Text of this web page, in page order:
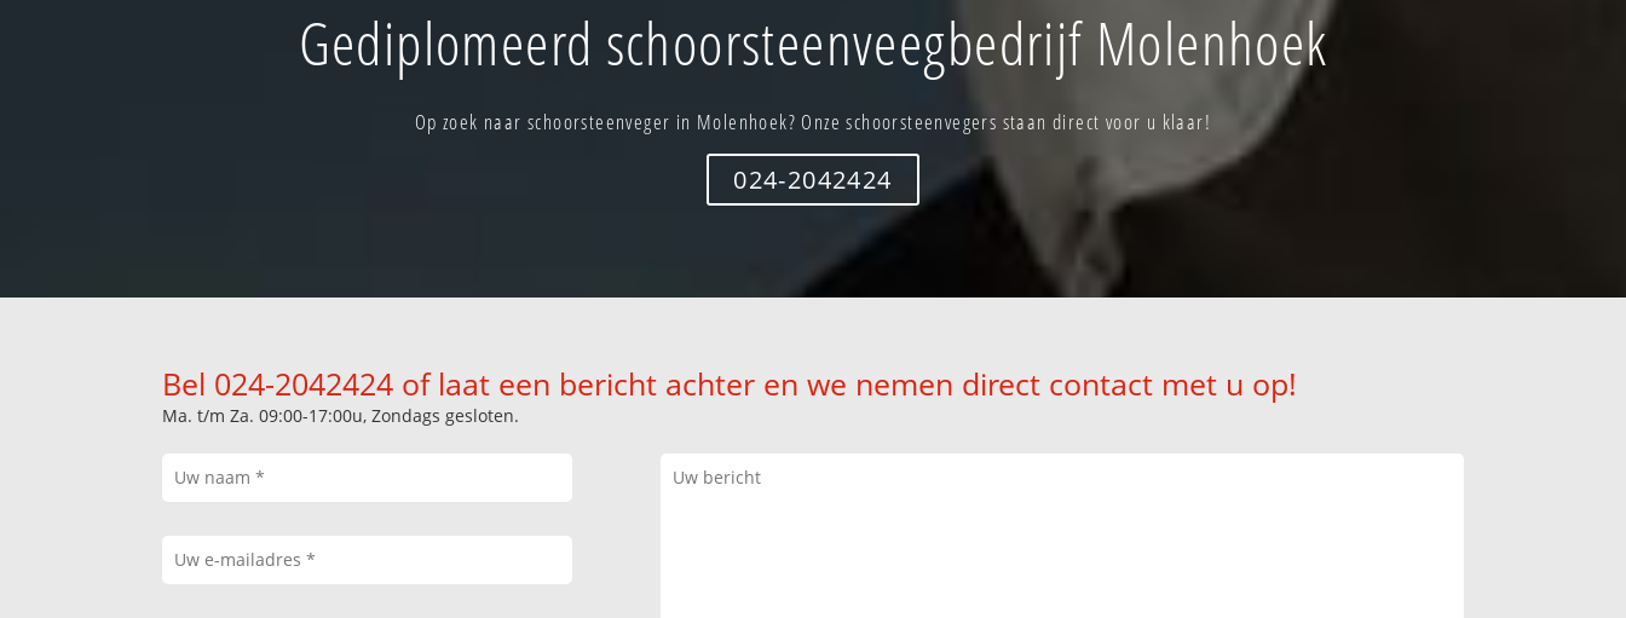
Gediplomeerd schoorsteenveegbedrijf Molenhoek
Op zoek naar schoorsteenveger in Molenhoek? Onze schoorsteenvegers staan direct voor u klaar!
024-2042424
Bel 024-2042424 of laat een bericht achter en we nemen direct contact met u op!
Ma. t/m Za. 09:00-17:00u, Zondags gesloten.